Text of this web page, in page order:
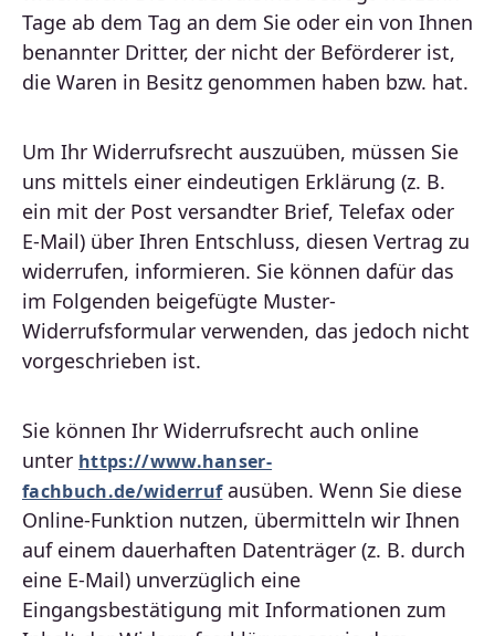
Tage ab dem Tag an dem Sie oder ein von Ihnen
benannter Dritter, der nicht der Beförderer ist,
die Waren in Besitz genommen haben bzw. hat.
Um Ihr Widerrufsrecht auszuüben, müssen Sie
uns mittels einer eindeutigen Erklärung (z. B.
ein mit der Post versandter Brief, Telefax oder
E-Mail) über Ihren Entschluss, diesen Vertrag zu
widerrufen, informieren. Sie können dafür das
im Folgenden beigefügte Muster-
Widerrufsformular verwenden, das jedoch nicht
vorgeschrieben ist.
Sie können Ihr Widerrufsrecht auch online
unter https://www.hanser-
fachbuch.de/widerrufausüben. Wenn Sie diese
Online-Funktion nutzen, übermitteln wir Ihnen
auf einem dauerhaften Datenträger (z. B. durch
eine E-Mail) unverzüglich eine
Eingangsbestätigung mit Informationen zum